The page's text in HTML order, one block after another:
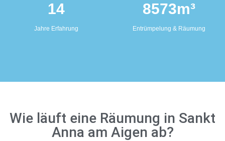
14
Jahre Erfahrung
8573m³
Entrümpelung & Räumung
Wie läuft eine Räumung in Sankt
Anna am Aigen ab?